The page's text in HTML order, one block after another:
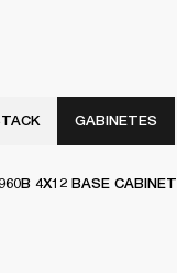
GABINETES
4X12 BASE CABINET